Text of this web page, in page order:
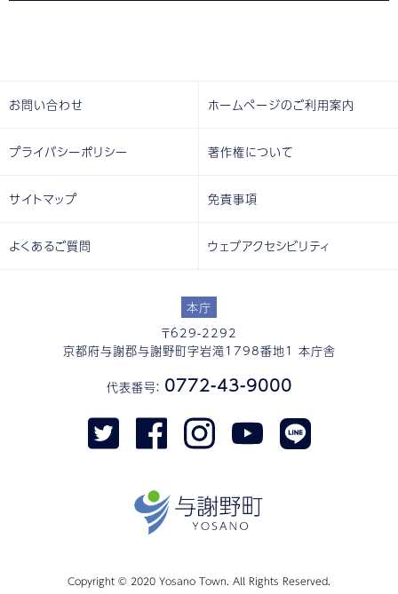
本庁
〒629-2292
京都府与謝郡与謝野町字岩滝1798番地1 本庁舎
代表番号： 0772-43-9000
お問い合わせ ホームページのご利用案内
プライバシーポリシー 著作権について
サイトマップ 免責事項
よくあるご質問 ウェブアクセシビリティ
Copyright © 2020 Yosano Town. All Rights Reserved.